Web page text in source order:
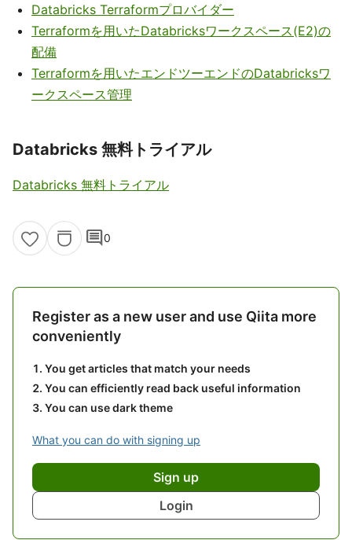
Databricks Terraformプロバイダー
Terraformを用いたDatabricksワークスペース(E2)の
配備
Terraformを用いたエンドツーエンドのDatabricksワ
ークスペース管理
Databricks 無料トライアル
Databricks 無料トライアル
comment0
Register as a new user and use Qiita more
conveniently
You get articles that match your needs
You can efficiently read back useful information
You can use dark theme
What you can do with signing up
Sign up
Login